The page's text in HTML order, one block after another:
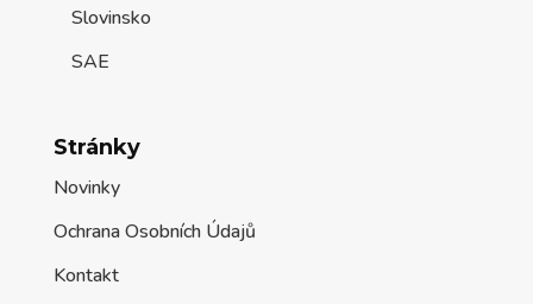
Slovinsko
SAE
Stránky
Novinky
Ochrana Osobních Údajů
Kontakt